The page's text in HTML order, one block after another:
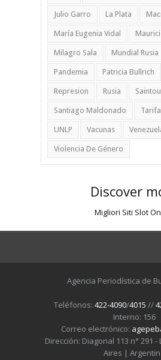
Julio Garro La Plata
María Eugenia Vidal
Milagro Sala Mundial Rusia
Pandemia Patricia Bullrich
Represion Rusia
Santiago Maldonado
UNLP Vacunas
Violencia De Género
Discover
Migliori Siti Slot
Agencia Periodística de
Teléfonos: 422-4090/4015 //
Interno: 156
Correo electrónico:
Dirección: Diagonal 113 n° 291
Aires |